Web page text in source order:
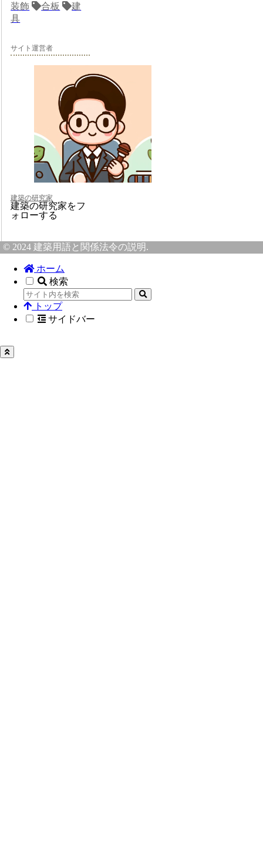
装飾
合板
建
具
サイト運営者
建築の研究家
建築の研究家をフ
ォローする
© 2024 建築用語と関係法令の説明.
ホーム
検索
トップ
サイドバー